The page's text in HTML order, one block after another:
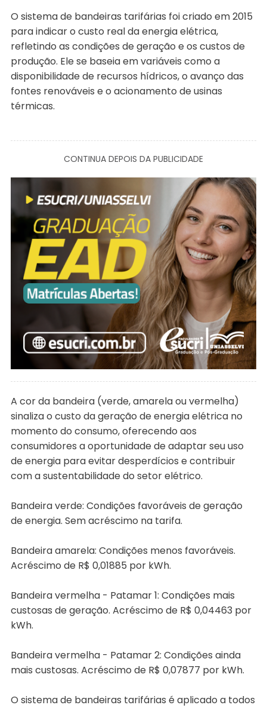
O sistema de bandeiras tarifárias foi criado em 2015
para indicar o custo real da energia elétrica,
refletindo as condições de geração e os custos de
produção. Ele se baseia em variáveis como a
disponibilidade de recursos hídricos, o avanço das
fontes renováveis e o acionamento de usinas
térmicas.
CONTINUA DEPOIS DA PUBLICIDADE
A cor da bandeira (verde, amarela ou vermelha)
sinaliza o custo da geração de energia elétrica no
momento do consumo, oferecendo aos
consumidores a oportunidade de adaptar seu uso
de energia para evitar desperdícios e contribuir
com a sustentabilidade do setor elétrico.
Bandeira verde: Condições favoráveis de geração
de energia. Sem acréscimo na tarifa.
Bandeira amarela: Condições menos favoráveis.
Acréscimo de R$ 0,01885 por kWh.
Bandeira vermelha - Patamar 1: Condições mais
custosas de geração. Acréscimo de R$ 0,04463 por
kWh.
Bandeira vermelha - Patamar 2: Condições ainda
mais custosas. Acréscimo de R$ 0,07877 por kWh.
O sistema de bandeiras tarifárias é aplicado a todos